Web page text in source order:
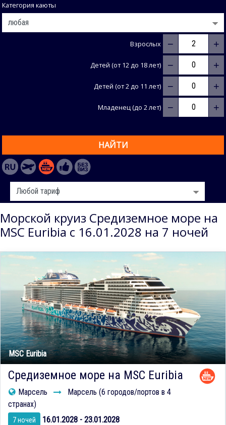
Категория каюты
Взрослых − +
Детей (от 12 до 18 лет) − +
Детей (от 2 до 11 лет) − +
Младенец (до 2 лет) − +
НАЙТИ
Морской круиз Средиземное море на
MSC Euribia с 16.01.2028 на 7 ночей
MSC Euribia
Средиземное море на MSC Euribia
Марсель
Марсель (6 городов/портов в 4
странах)
7 ночей 16.01.2028 - 23.01.2028